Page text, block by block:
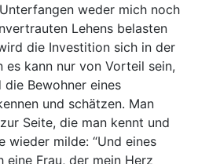
weder mich noch
Lehens belasten
die Investition sich in der
es kann nur von Vorteil sein,
Bewohner eines
und schätzen. Man
Seite, die man kennt und
wieder milde: “Und eines
Frau, der mein Herz